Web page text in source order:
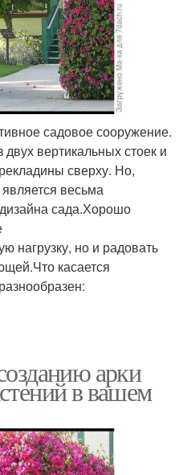
садовое сооружение.
вертикальных стоек и
сверху. Но,
весьма
сада.Хорошо
нагрузку, но и радовать
касается
арки
в вашем